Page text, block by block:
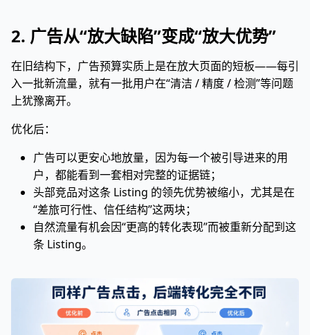
2. 广告从“放大缺陷”变成“放大优势”
在旧结构下，广告预算实质上是在放大页面的短板——每引
入一批新流量，就有一批用户在“清洁 / 精度 / 检测”等问题
上犹豫离开。
优化后：
广告可以更安心地放量，因为每一个被引导进来的用
户，都能看到一套相对完整的证据链；
头部竞品对这条 Listing 的领先优势被缩小，尤其是在
“差旅可行性、信任结构”这两块；
自然流量有机会因“更高的转化表现”而被重新分配到这
条 Listing。